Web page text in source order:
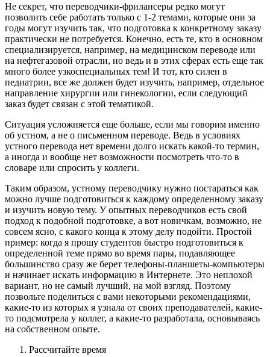
Не секрет, что переводчики-фрилансеры редко могут
позволить себе работать только с 1-2 темами, которые они за
годы могут изучить так, что подготовка к конкретному заказу
практически не потребуется. Конечно, есть те, кто в основном
специализируется, например, на медицинском переводе или
на нефтегазовой отрасли, но ведь и в этих сферах есть еще так
много более узкоспециальных тем! И тот, кто силен в
педиатрии, все же должен будет изучить, например, отдельное
направление хирургии или гинекологии, если следующий
заказ будет связан с этой тематикой.
Ситуация усложняется еще больше, если мы говорим именно
об устном, а не о письменном переводе. Ведь в условиях
устного перевода нет времени долго искать какой-то термин,
а иногда и вообще нет возможности посмотреть что-то в
словаре или спросить у коллеги.
Таким образом, устному переводчику нужно постараться как
можно лучше подготовиться к каждому определенному заказу
и изучить новую тему. У опытных переводчиков есть свой
подход к подобной подготовке, а вот новичкам, возможно, не
совсем ясно, с какого конца к этому делу подойти. Простой
пример: когда я прошу студентов быстро подготовиться к
определенной теме прямо во время пары, подавляющее
большинство сразу же берет телефоны-планшеты-компьютеры
и начинает искать информацию в Интернете. Это неплохой
вариант, но не самый лучший, на мой взгляд. Поэтому
позвольте поделиться с вами некоторыми рекомендациями,
какие-то из которых я узнала от своих преподавателей, какие-
то подсмотрела у коллег, а какие-то разработала, основываясь
на собственном опыте.
Рассчитайте время